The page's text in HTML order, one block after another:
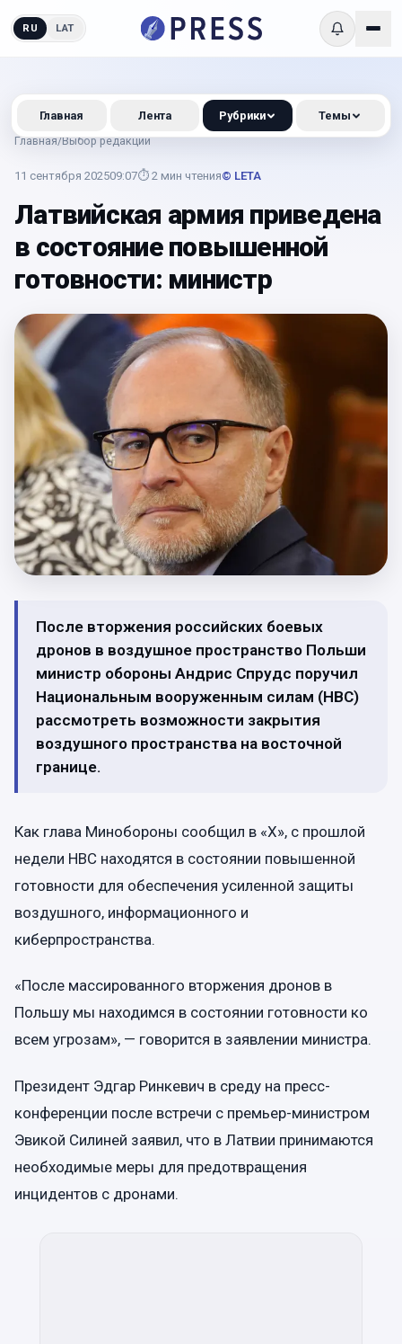
RU LAT
Главная/Выбор редакции
11 сентября 202509:07⏱ 2 мин чтения© LETA
Латвийская армия приведена
в состояние повышенной
готовности: министр
После вторжения российских боевых
дронов в воздушное пространство Польши
министр обороны Андрис Спрудс поручил
Национальным вооруженным силам (НВС)
рассмотреть возможности закрытия
воздушного пространства на восточной
границе.
Как глава Минобороны сообщил в «X», с прошлой
недели НВС находятся в состоянии повышенной
готовности для обеспечения усиленной защиты
воздушного, информационного и
киберпространства.
«После массированного вторжения дронов в
Польшу мы находимся в состоянии готовности ко
всем угрозам», — говорится в заявлении министра.
Президент Эдгар Ринкевич в среду на пресс-
конференции после встречи с премьер-министром
Эвикой Силиней заявил, что в Латвии принимаются
необходимые меры для предотвращения
инцидентов с дронами.
Главная Лента Рубрики Темы